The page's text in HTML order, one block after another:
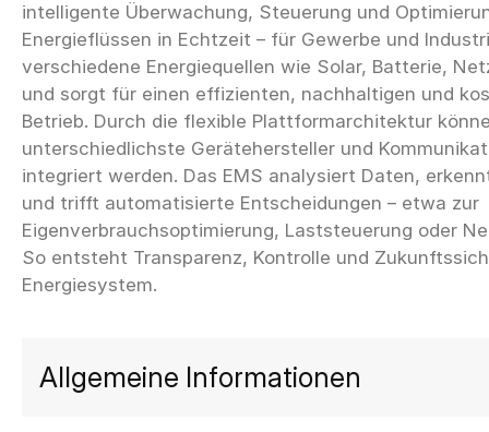
intelligente Überwachung, Steuerung und
Energieflüssen in Echtzeit – für Gewerbe und
verschiedene Energiequellen wie Solar, Batterie,
und sorgt für einen effizienten, nachhaltigen und
Betrieb. Durch die flexible Plattformarchitektur
unterschiedlichste Gerätehersteller und
integriert werden. Das EMS analysiert Daten,
und trifft automatisierte Entscheidungen – etwa zur
Eigenverbrauchsoptimierung, Laststeuerung oder
So entsteht Transparenz, Kontrolle und
Allgemeine Informationen